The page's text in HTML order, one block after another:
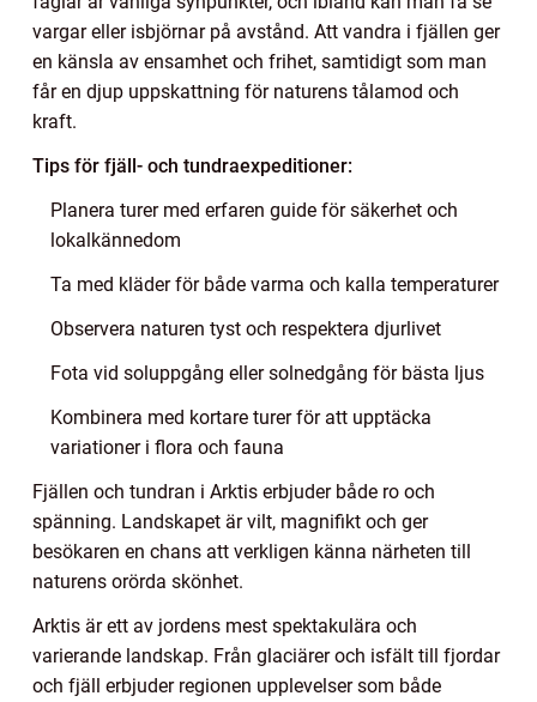
vargar eller isbjörnar på avstånd. Att vandra i fjällen ger
en känsla av ensamhet och frihet, samtidigt som man
får en djup uppskattning för naturens tålamod och
kraft.
Tips för fjäll- och tundraexpeditioner:
Planera turer med erfaren guide för säkerhet och
lokalkännedom
Ta med kläder för både varma och kalla temperaturer
Observera naturen tyst och respektera djurlivet
Fota vid soluppgång eller solnedgång för bästa ljus
Kombinera med kortare turer för att upptäcka
variationer i flora och fauna
Fjällen och tundran i Arktis erbjuder både ro och
spänning. Landskapet är vilt, magnifikt och ger
besökaren en chans att verkligen känna närheten till
naturens orörda skönhet.
Arktis är ett av jordens mest spektakulära och
varierande landskap. Från glaciärer och isfält till fjordar
och fjäll erbjuder regionen upplevelser som både